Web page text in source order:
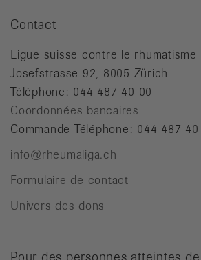
Contact
Ligue suisse contre le rhumatisme
Josefstrasse 92, 8005 Zürich
Téléphone: 044 487 40 00
Coordonnées bancaires
Commande Téléphone: 044 487 40
info@rheumaliga.ch
Formulaire de contact
Univers des dons